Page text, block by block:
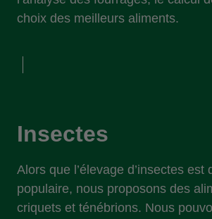
choix des meilleurs aliments.
Insectes
Alors que l’élevage d’insectes est
populaire, nous proposons des
criquets et ténébrions. Nous